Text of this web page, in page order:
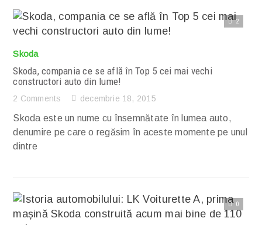
2
Skoda
Skoda, compania ce se află în Top 5 cei mai vechi
constructori auto din lume!
2 Comments decembrie 18, 2015
Skoda este un nume cu însemnătate în lumea auto,
denumire pe care o regăsim în aceste momente pe unul
dintre
0
Citește articolul complet